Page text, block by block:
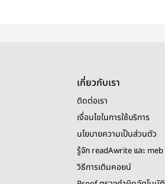
เกี่ยวกับเรา
ติดต่อเรา
เงื่อนไขในการใช้บริการ
นโยบายความเป็นส่วนตัว
รู้จัก readAwrite และ meb
วิธีการเติมคอยน์